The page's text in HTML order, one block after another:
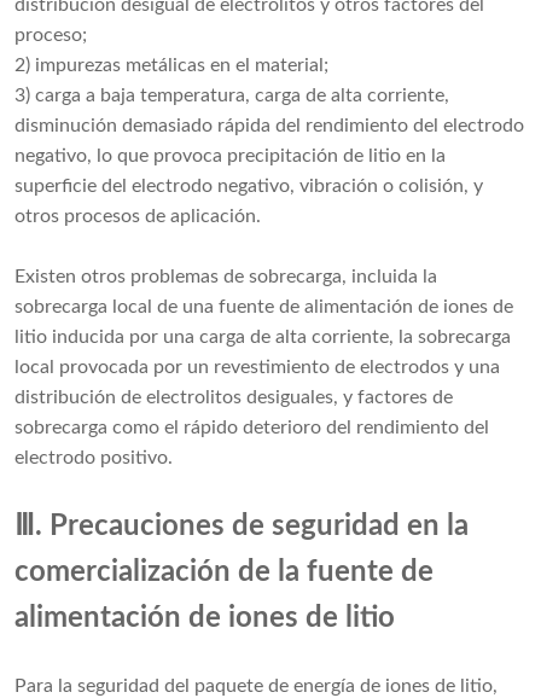
distribución desigual de electrolitos y otros factores del
proceso;
2) impurezas metálicas en el material;
3) carga a baja temperatura, carga de alta corriente,
disminución demasiado rápida del rendimiento del electrodo
negativo, lo que provoca precipitación de litio en la
superficie del electrodo negativo, vibración o colisión, y
otros procesos de aplicación.
Existen otros problemas de sobrecarga, incluida la
sobrecarga local de una fuente de alimentación de iones de
litio inducida por una carga de alta corriente, la sobrecarga
local provocada por un revestimiento de electrodos y una
distribución de electrolitos desiguales, y factores de
sobrecarga como el rápido deterioro del rendimiento del
electrodo positivo.
Ⅲ. Precauciones de seguridad en la
comercialización de la fuente de
alimentación de iones de litio
Para la seguridad del paquete de energía de iones de litio,